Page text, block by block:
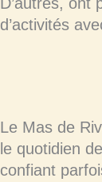
D’autres, ont
d’activités
Le Mas de
le quotidien
confiant